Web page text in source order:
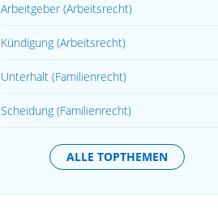
Arbeitgeber (Arbeitsrecht)
Kündigung (Arbeitsrecht)
Unterhalt (Familienrecht)
Scheidung (Familienrecht)
ALLE TOPTHEMEN